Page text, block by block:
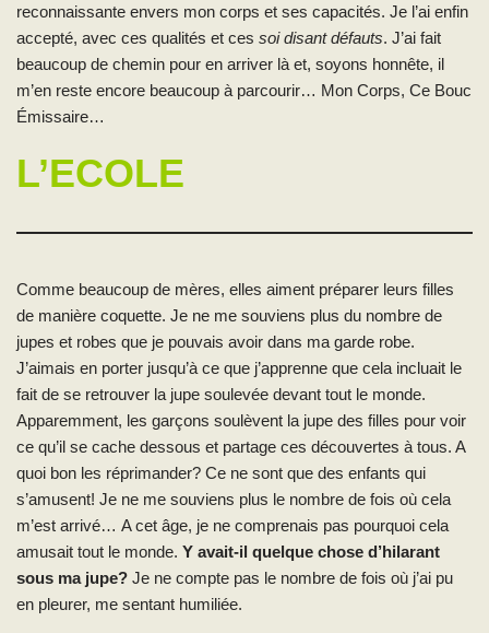
reconnaissante envers mon corps et ses capacités. Je l’ai enfin
accepté, avec ces qualités et ces soi disant défauts. J’ai fait
beaucoup de chemin pour en arriver là et, soyons honnête, il
m’en reste encore beaucoup à parcourir… Mon Corps, Ce Bouc
Émissaire…
L’ECOLE
Comme beaucoup de mères, elles aiment préparer leurs filles
de manière coquette. Je ne me souviens plus du nombre de
jupes et robes que je pouvais avoir dans ma garde robe.
J’aimais en porter jusqu’à ce que j’apprenne que cela incluait le
fait de se retrouver la jupe soulevée devant tout le monde.
Apparemment, les garçons soulèvent la jupe des filles pour voir
ce qu’il se cache dessous et partage ces découvertes à tous. A
quoi bon les réprimander? Ce ne sont que des enfants qui
s’amusent! Je ne me souviens plus le nombre de fois où cela
m’est arrivé… A cet âge, je ne comprenais pas pourquoi cela
amusait tout le monde. Y avait-il quelque chose d’hilarant
sous ma jupe? Je ne compte pas le nombre de fois où j’ai pu
en pleurer, me sentant humiliée.